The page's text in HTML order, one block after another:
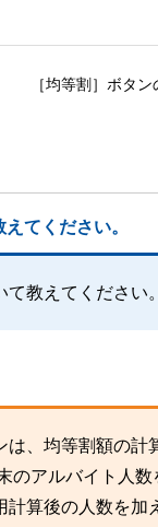
［均等割］ボタ
てください。
教えてください。
は、均等割額の
のアルバイト人
算後の人数を加